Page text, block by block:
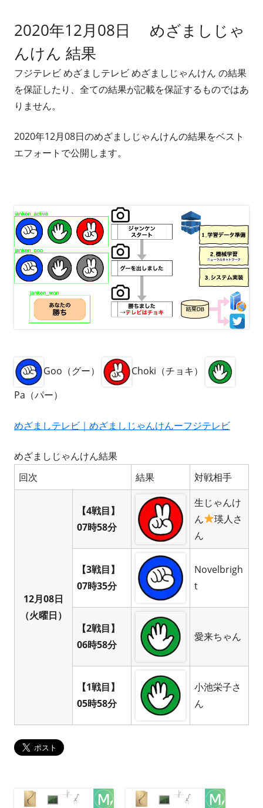
者
日
2020年12月08日 めざましじゃ
んけん 結果
フジテレビ めざましテレビ めざましじゃんけん の結果
を保証したり、全ての結果が記載を保証するものではあ
りません。
2020年12月08日のめざましじゃんけんの結果をベスト
エフォートで公開します。
Goo（グー）
Choki（チョキ）
Pa（パー）
めざましテレビ｜めざましじゃんけんーフジテレビ
めざましじゃんけん結果
回次
結果 対戦相手
12月08日
（火曜日）
【4戦目】
07時58分
生じゃんけ
ん
瑛人さ
ん
【3戦目】
07時35分
Novelbrigh
t
【2戦目】
06時58分
愛来ちゃん
【1戦目】
05時58分
小池栄子さ
ん